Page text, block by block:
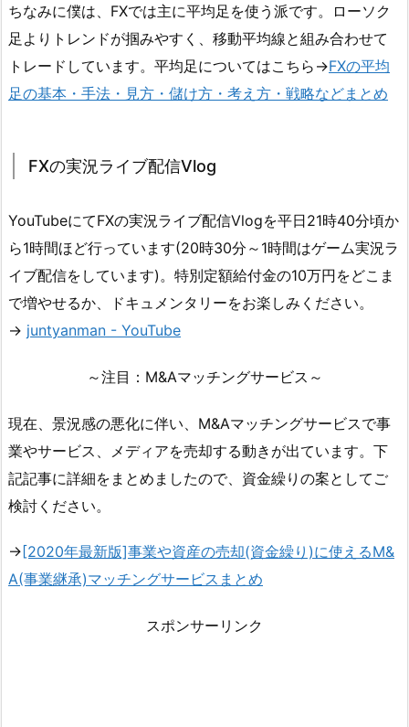
ちなみに僕は、FXでは主に平均足を使う派です。ローソク
足よりトレンドが掴みやすく、移動平均線と組み合わせて
トレードしています。平均足についてはこちら→FXの平均
足の基本・手法・見方・儲け方・考え方・戦略などまとめ
FXの実況ライブ配信Vlog
YouTubeにてFXの実況ライブ配信Vlogを平日21時40分頃か
ら1時間ほど行っています(20時30分～1時間はゲーム実況ラ
イブ配信をしています)。特別定額給付金の10万円をどこま
で増やせるか、ドキュメンタリーをお楽しみください。
→ juntyanman - YouTube
～注目：M&Aマッチングサービス～
現在、景況感の悪化に伴い、M&Aマッチングサービスで事
業やサービス、メディアを売却する動きが出ています。下
記記事に詳細をまとめましたので、資金繰りの案としてご
検討ください。
→ [2020年最新版]事業や資産の売却(資金繰り)に使えるM&
A(事業継承)マッチングサービスまとめ
スポンサーリンク